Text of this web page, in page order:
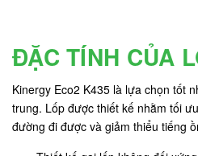
ĐẶC TÍNH CỦA
Kinergy Eco2 K435 là lựa chọn tốt
trung. Lốp được thiết kế nhằm tối
đường đi được và giảm thiểu tiếng